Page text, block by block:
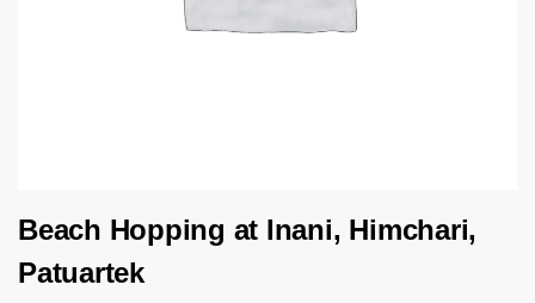
Beach Hopping at Inani, Himchari,
Patuartek